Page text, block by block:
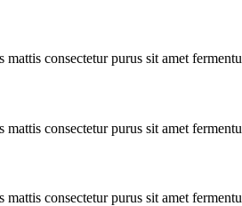
mattis consectetur purus sit amet
mattis consectetur purus sit amet
mattis consectetur purus sit amet